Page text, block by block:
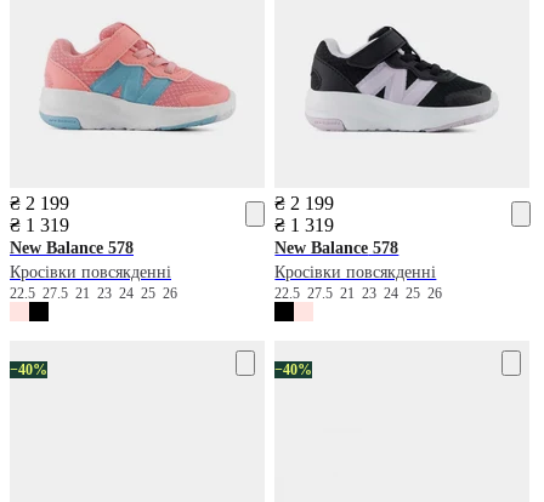
₴ 2 199
₴ 1 319
New Balance 578
Кросівки повсякденні
22.5 27.5 21 23 24 25 26
₴ 2 199
₴ 1 319
New Balance 578
Кросівки повсякденні
22.527.52123242526
−40% −40%